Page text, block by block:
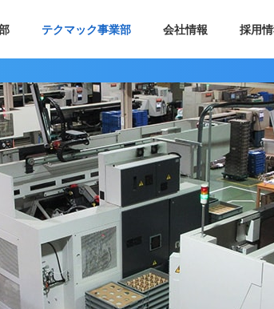
テクマック事業部 会社情報 採用